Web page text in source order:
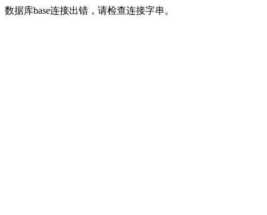
数据库base连接出错，请检查连接字串。